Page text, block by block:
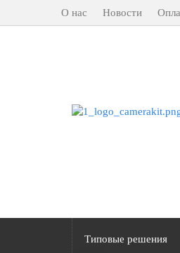
О нас Новости
Типовые решения